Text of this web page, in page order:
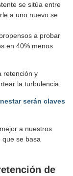
se sitúa entre
a uno nuevo se
a probar
en 40% menos
retención y
la turbulencia.
serán claves
a nuestros
que se basa
de